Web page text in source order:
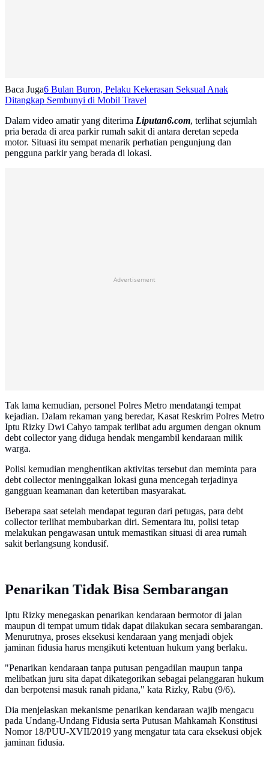
Baca Juga6 Bulan Buron, Pelaku Kekerasan Seksual Anak
Ditangkap Sembunyi di Mobil Travel
Dalam video amatir yang diterima Liputan6.com, terlihat sejumlah
pria berada di area parkir rumah sakit di antara deretan sepeda
motor. Situasi itu sempat menarik perhatian pengunjung dan
pengguna parkir yang berada di lokasi.
Advertisement
Tak lama kemudian, personel Polres Metro mendatangi tempat
kejadian. Dalam rekaman yang beredar, Kasat Reskrim Polres Metro
Iptu Rizky Dwi Cahyo tampak terlibat adu argumen dengan oknum
debt collector yang diduga hendak mengambil kendaraan milik
warga.
Polisi kemudian menghentikan aktivitas tersebut dan meminta para
debt collector meninggalkan lokasi guna mencegah terjadinya
gangguan keamanan dan ketertiban masyarakat.
Beberapa saat setelah mendapat teguran dari petugas, para debt
collector terlihat membubarkan diri. Sementara itu, polisi tetap
melakukan pengawasan untuk memastikan situasi di area rumah
sakit berlangsung kondusif.
Penarikan Tidak Bisa Sembarangan
Iptu Rizky menegaskan penarikan kendaraan bermotor di jalan
maupun di tempat umum tidak dapat dilakukan secara sembarangan.
Menurutnya, proses eksekusi kendaraan yang menjadi objek
jaminan fidusia harus mengikuti ketentuan hukum yang berlaku.
"Penarikan kendaraan tanpa putusan pengadilan maupun tanpa
melibatkan juru sita dapat dikategorikan sebagai pelanggaran hukum
dan berpotensi masuk ranah pidana," kata Rizky, Rabu (9/6).
Dia menjelaskan mekanisme penarikan kendaraan wajib mengacu
pada Undang-Undang Fidusia serta Putusan Mahkamah Konstitusi
Nomor 18/PUU-XVII/2019 yang mengatur tata cara eksekusi objek
jaminan fidusia.